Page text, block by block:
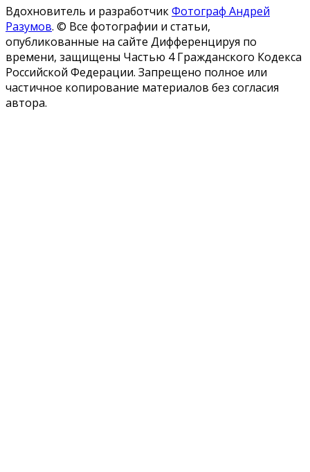
Вдохновитель и разработчикФотограф Андрей
Разумов. © Все фотографии и статьи,
опубликованные на сайте Дифференцируя по
времени, защищены Частью 4 Гражданского Кодекса
Российской Федерации. Запрещено полное или
частичное копирование материалов без согласия
автора.